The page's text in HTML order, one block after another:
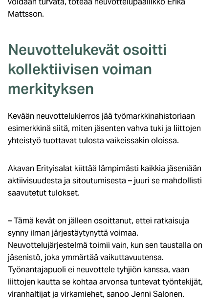
Mattsson.
Neuvottelukevät osoitti
kollektiivisen voiman
merkityksen
Kevään neuvottelukierros jää työmarkkinahistoriaan
esimerkkinä siitä, miten jäsenten vahva tuki ja liittojen
yhteistyö tuottavat tulosta vaikeissakin oloissa.
Akavan Erityisalat kiittää lämpimästi kaikkia jäseniään
aktiivisuudesta ja sitoutumisesta – juuri se mahdollisti
saavutetut tulokset.
– Tämä kevät on jälleen osoittanut, ettei ratkaisuja
synny ilman järjestäytynyttä voimaa.
Neuvottelujärjestelmä toimii vain, kun sen taustalla on
jäsenistö, joka ymmärtää vaikuttavuutensa.
Työnantajapuoli ei neuvottele tyhjiön kanssa, vaan
liittojen kautta se kohtaa arvonsa tuntevat työntekijät,
viranhaltijat ja virkamiehet, sanoo Jenni Salonen.